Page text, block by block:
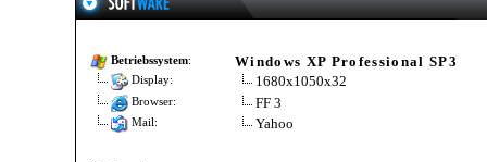
Betriebssystem: Windows XP Professional SP3
Display: 1680x1050x32
Browser: FF 3
Mail: Yahoo